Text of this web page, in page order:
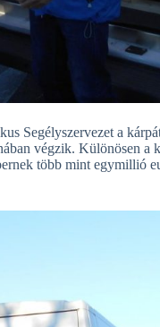
Segélyszervezet a
végzik. Különösen a
több mint egymillió